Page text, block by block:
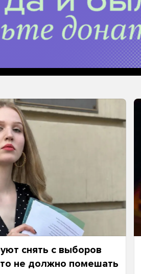
снять с выборов
не должно помешать